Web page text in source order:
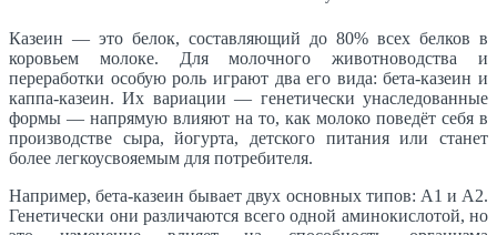
Казеин — это белок, составляющий до 80% всех белков в
коровьем молоке. Для молочного животноводства и
переработки особую роль играют два его вида: бета-казеин и
каппа-казеин. Их вариации — генетически унаследованные
формы — напрямую влияют на то, как молоко поведёт себя в
производстве сыра, йогурта, детского питания или станет
более легкоусвояемым для потребителя.
Например, бета-казеин бывает двух основных типов: A1 и A2.
Генетически они различаются всего одной аминокислотой, но